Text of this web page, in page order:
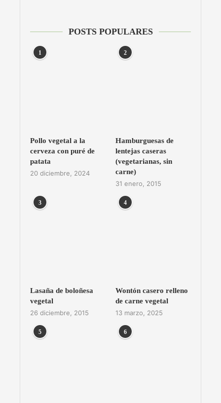
POSTS POPULARES
1
Pollo vegetal a la
cerveza con puré de
patata
20 diciembre, 2024
2
Hamburguesas de
lentejas caseras
(vegetarianas, sin
carne)
31 enero, 2015
3
Lasaña de boloñesa
vegetal
26 diciembre, 2015
4
Wontón casero relleno
de carne vegetal
13 marzo, 2025
5 6